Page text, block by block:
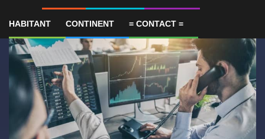
HABITANT CONTINENT = CONTACT =